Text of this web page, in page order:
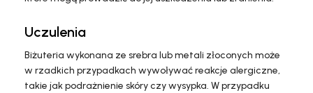
Uczulenia
Biżuteria wykonana ze srebra lub metali złoconych może
w rzadkich przypadkach wywoływać reakcje alergiczne,
takie jak podrażnienie skóry czy wysypka. W przypadku